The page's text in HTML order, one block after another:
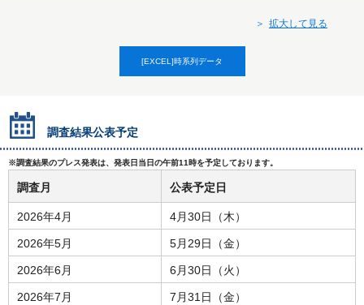
拡大して見る
[EXCEL]時系列データ
調査結果公表予定
※調査結果のプレス発表は、発表日当日の午前11時を予定しております。
調査月 公表予定日
2026年4月 4月30日（木）
2026年5月 5月29日（金）
2026年6月 6月30日（火）
2026年7月 7月31日（金）